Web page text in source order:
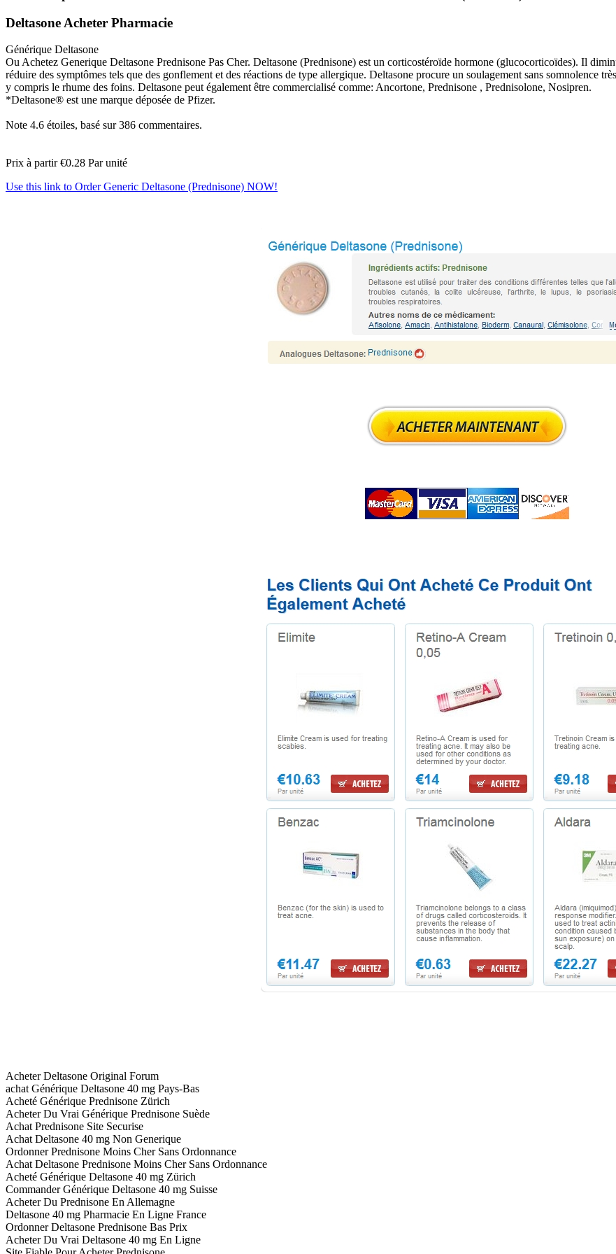
Deltasone Acheter Pharmacie
Générique Deltasone
Ou Achetez Generique Deltasone Prednisone Pas Cher. Deltasone (Prednisone) est un corticostéroïde hormone (glucocorticoïdes). Il
réduire des symptômes tels que des gonflement et des réactions de type allergique. Deltasone procure un soulagement sans somnolence
y compris le rhume des foins. Deltasone peut également être commercialisé comme: Ancortone, Prednisone , Prednisolone, Nosipren.
*Deltasone® est une marque déposée de Pfizer.
Note 4.6 étoiles, basé sur386 commentaires.
Prix à partir€0.28 Par unité
Use this link to Order Generic Deltasone (Prednisone) NOW!
Acheter Deltasone Original Forum
achat Générique Deltasone 40 mg Pays-Bas
Acheté Générique Prednisone Zürich
Acheter Du Vrai Générique Prednisone Suède
Achat Prednisone Site Securise
Achat Deltasone 40 mg Non Generique
Ordonner Prednisone Moins Cher Sans Ordonnance
Achat Deltasone Prednisone Moins Cher Sans Ordonnance
Acheté Générique Deltasone 40 mg Zürich
Commander Générique Deltasone 40 mg Suisse
Acheter Du Prednisone En Allemagne
Deltasone 40 mg Pharmacie En Ligne France
Ordonner Deltasone Prednisone Bas Prix
Acheter Du Vrai Deltasone 40 mg En Ligne